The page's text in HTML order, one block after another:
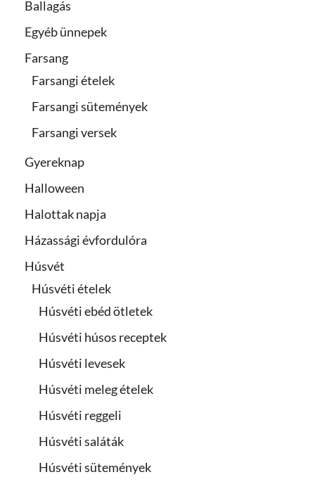
Ballagás
Egyéb ünnepek
Farsang
Farsangi ételek
Farsangi sütemények
Farsangi versek
Gyereknap
Halloween
Halottak napja
Házassági évfordulóra
Húsvét
Húsvéti ételek
Húsvéti ebéd ötletek
Húsvéti húsos receptek
Húsvéti levesek
Húsvéti meleg ételek
Húsvéti reggeli
Húsvéti saláták
Húsvéti sütemények